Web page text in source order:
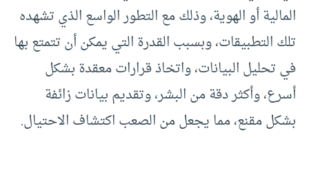
المالية أو الهوية، وذلك مع التطور الواسع الذي تشهده
تلك التطبيقات، وبسبب القدرة التي يمكن أن تتمتع بها
في تحليل البيانات، واتخاذ قرارات معقدة بشكل
أسرع، وأكثر دقة من البشر، وتقديم بيانات زائفة
بشكل مقنع، مما يجعل من الصعب اكتشاف الاحتيال.